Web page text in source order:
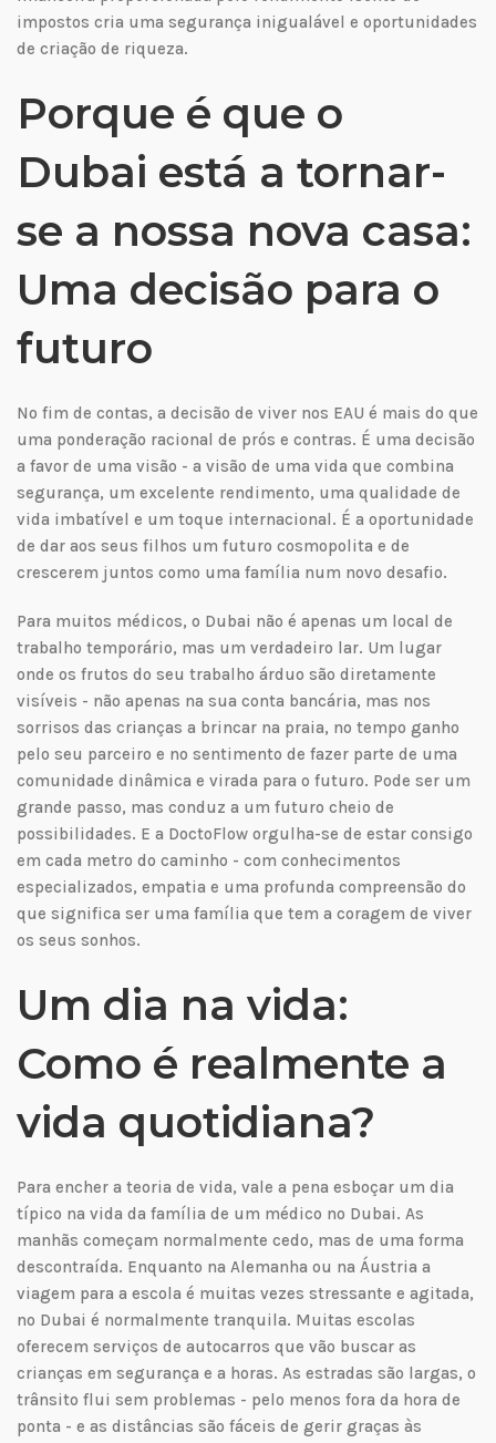
impostos cria uma segurança inigualável e oportunidades
de criação de riqueza.
Porque é que o
Dubai está a tornar-
se a nossa nova casa:
Uma decisão para o
futuro
No fim de contas, a decisão de viver nos EAU é mais do que
uma ponderação racional de prós e contras. É uma decisão
a favor de uma visão - a visão de uma vida que combina
segurança, um excelente rendimento, uma qualidade de
vida imbatível e um toque internacional. É a oportunidade
de dar aos seus filhos um futuro cosmopolita e de
crescerem juntos como uma família num novo desafio.
Para muitos médicos, o Dubai não é apenas um local de
trabalho temporário, mas um verdadeiro lar. Um lugar
onde os frutos do seu trabalho árduo são diretamente
visíveis - não apenas na sua conta bancária, mas nos
sorrisos das crianças a brincar na praia, no tempo ganho
pelo seu parceiro e no sentimento de fazer parte de uma
comunidade dinâmica e virada para o futuro. Pode ser um
grande passo, mas conduz a um futuro cheio de
possibilidades. E a DoctoFlow orgulha-se de estar consigo
em cada metro do caminho - com conhecimentos
especializados, empatia e uma profunda compreensão do
que significa ser uma família que tem a coragem de viver
os seus sonhos.
Um dia na vida:
Como é realmente a
vida quotidiana?
Para encher a teoria de vida, vale a pena esboçar um dia
típico na vida da família de um médico no Dubai. As
manhãs começam normalmente cedo, mas de uma forma
descontraída. Enquanto na Alemanha ou na Áustria a
viagem para a escola é muitas vezes stressante e agitada,
no Dubai é normalmente tranquila. Muitas escolas
oferecem serviços de autocarros que vão buscar as
crianças em segurança e a horas. As estradas são largas, o
trânsito flui sem problemas - pelo menos fora da hora de
ponta - e as distâncias são fáceis de gerir graças às